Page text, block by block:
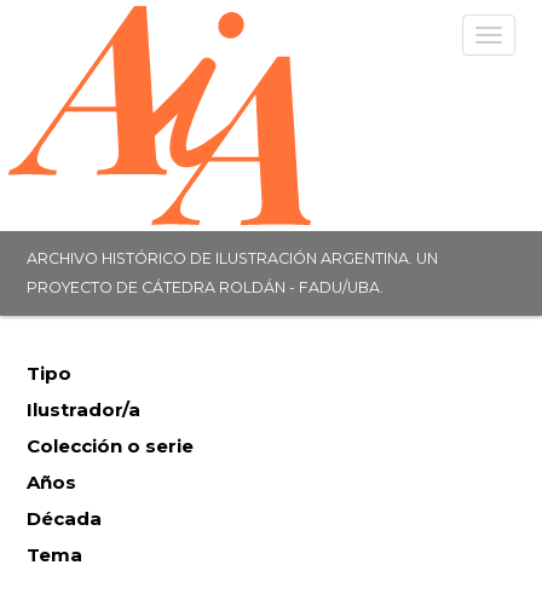
ARCHIVO HISTÓRICO DE ILUSTRACIÓN ARGENTINA. UN
PROYECTO DE CÁTEDRA ROLDÁN - FADU/UBA.
Tipo
Ilustrador/a
Colección o serie
Años
Década
Tema